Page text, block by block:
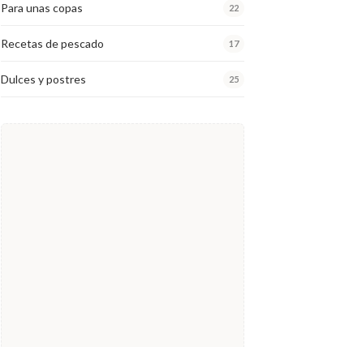
Para unas copas 22
Recetas de pescado 17
Dulces y postres 25